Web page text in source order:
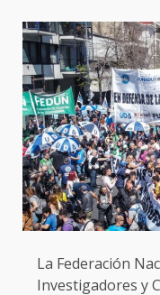
La Federación
Investigadores y